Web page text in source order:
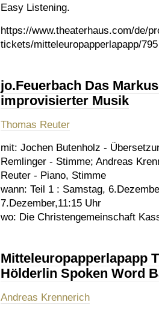
Easy Listening.
https://www.theaterhaus.com/de/
tickets/mitteleuropapperlapapp/795
jo.Feuerbach Das
improvisierter Musik
Thomas Reuter
mit: Jochen Butenholz -
Remlinger - Stimme; Andreas
Reuter - Piano, Stimme
wann: Teil 1 : Samstag,
7.Dezember,11:15 Uhr
wo: Die Christengemeinschaft
Mitteleuropapperlapapp
Hölderlin Spoken Word
Andreas Krennerich